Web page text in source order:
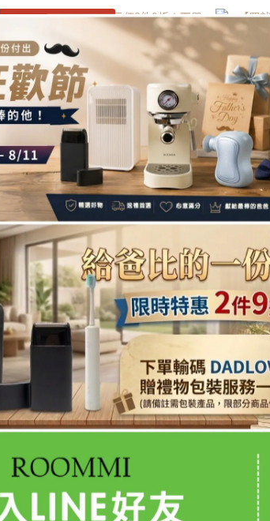
輸碼DADLOVE 贈禮物包裝服務
【夏日限時下殺★專區任2件9折★下單現
折300★買就送熱壓三明治機】多功能行
動電源供應器│小電寶
NT$4,990 ~ NT$14,080
NT$26,800
【買就送